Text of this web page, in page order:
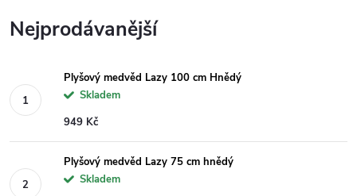
Nejprodávanější
Plyšový medvěd Lazy 100 cm Hnědý
Skladem
949 Kč
Plyšový medvěd Lazy 75 cm hnědý
Skladem